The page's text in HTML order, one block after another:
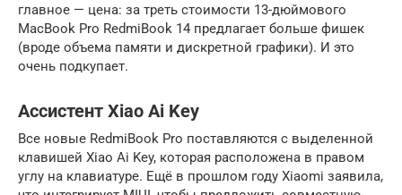
главное — цена: за треть стоимости 13-дюймового
MacBook Pro RedmiBook 14 предлагает больше фишек
(вроде объема памяти и дискретной графики). И это
очень подкупает.
Ассистент Xiao Ai Key
Все новые RedmiBook Pro поставляются с выделенной
клавишей Xiao Ai Key, которая расположена в правом
углу на клавиатуре. Ещё в прошлом году Xiaomi заявила,